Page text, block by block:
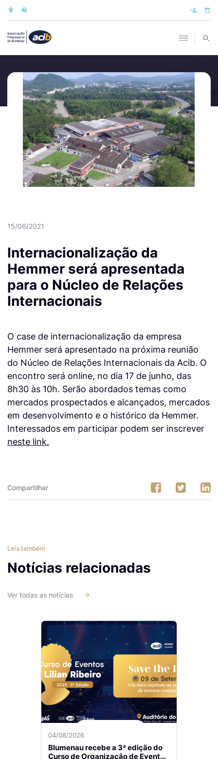
15/06/2021
Internacionalização da
Hemmer será apresentada
para o Núcleo de Relações
Internacionais
O case de internacionalização da empresa
Hemmer será apresentado na próxima reunião
do Núcleo de Relações Internacionais da Acib. O
encontro será online, no dia 17 de junho, das
8h30 às 10h. Serão abordados temas como
mercados prospectados e alcançados, mercados
em desenvolvimento e o histórico da Hemmer.
Interessados em participar podem ser inscrever
neste link.
Compartilhar
Leia também
Notícias relacionadas
Ver todas as notícias
04/08/2026
Blumenau recebe a 3ª edição do
Curso de Organização de Eventos